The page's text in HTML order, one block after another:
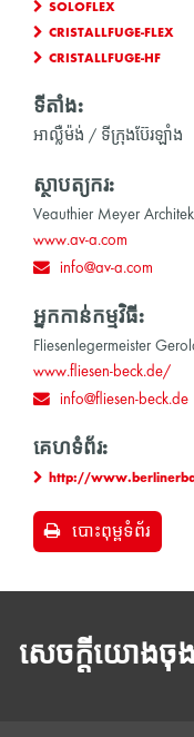
SOLOFLEX
CRISTALLFUGE-FLEX
CRISTALLFUGE-HF
ទីតាំង:
អាល្លឺម៉ង់ / ទីក្រុងប៊ែរឡាំង
ស្ថាបត្យករ:
Veauthier Meyer
www.av-a.com
info@av-a.com
អ្នកកាន់កម្មវិធី:
Fliesenlegermeister
www.fliesen-beck.de/
info@fliesen-beck.de
គេហទំព័រ:
http://
បោះពុម្ពទំព័រ
សេចក្តីយោងចុ